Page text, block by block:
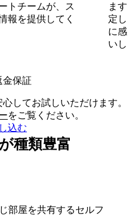
トチームが、ス
報を提供してく
ます
定し
に感
いし
金保証
してお試しいただけます。
をご覧ください。
込む
種類豊富
部屋を共有するセルフ